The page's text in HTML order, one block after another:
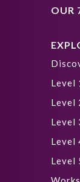
OUR
Level
Level
Level
Level
Level